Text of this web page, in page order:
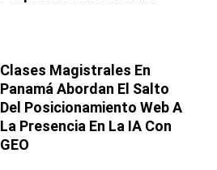
Clases Magistrales En
Panamá Abordan El Salto
Del Posicionamiento Web A
La Presencia En La IA Con
GEO